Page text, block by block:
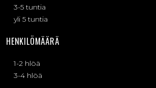
3-5 tuntia
yli 5 tuntia
HENKILÖMÄÄRÄ
1-2 hlöä
3-4 hlöä